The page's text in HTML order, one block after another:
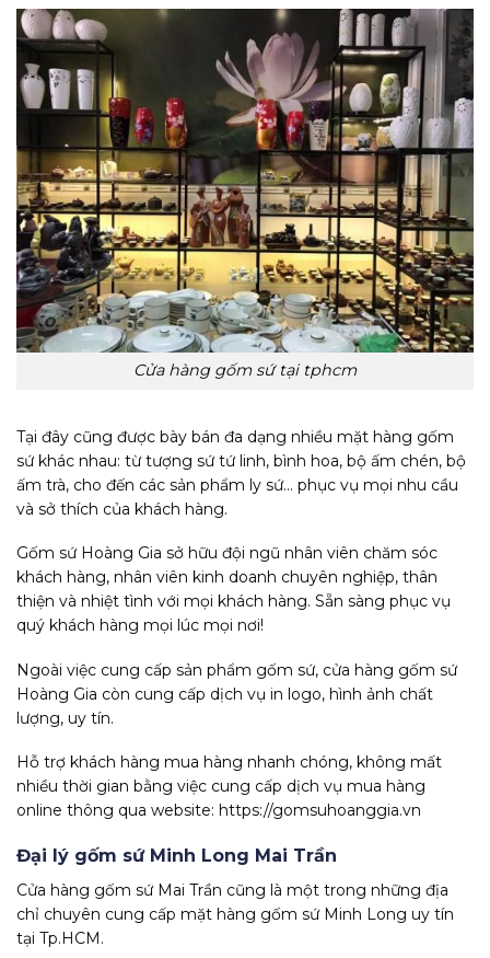
Cửa hàng gốm sứ tại tphcm
Tại đây cũng được bày bán đa dạng nhiều mặt hàng gốm
sứ khác nhau: từ tượng sứ tứ linh, bình hoa, bộ ấm chén, bộ
ấm trà, cho đến các sản phẩm ly sứ… phục vụ mọi nhu cầu
và sở thích của khách hàng.
Gốm sứ Hoàng Gia sở hữu đội ngũ nhân viên chăm sóc
khách hàng, nhân viên kinh doanh chuyên nghiệp, thân
thiện và nhiệt tình với mọi khách hàng. Sẵn sàng phục vụ
quý khách hàng mọi lúc mọi nơi!
Ngoài việc cung cấp sản phẩm gốm sứ, cửa hàng gốm sứ
Hoàng Gia còn cung cấp dịch vụ in logo, hình ảnh chất
lượng, uy tín.
Hỗ trợ khách hàng mua hàng nhanh chóng, không mất
nhiều thời gian bằng việc cung cấp dịch vụ mua hàng
online thông qua website: https://gomsuhoanggia.vn
Đại lý gốm sứ Minh Long Mai Trần
Cửa hàng gốm sứ Mai Trần cũng là một trong những địa
chỉ chuyên cung cấp mặt hàng gốm sứ Minh Long uy tín
tại Tp.HCM.